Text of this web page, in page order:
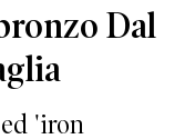
Dal
'iron